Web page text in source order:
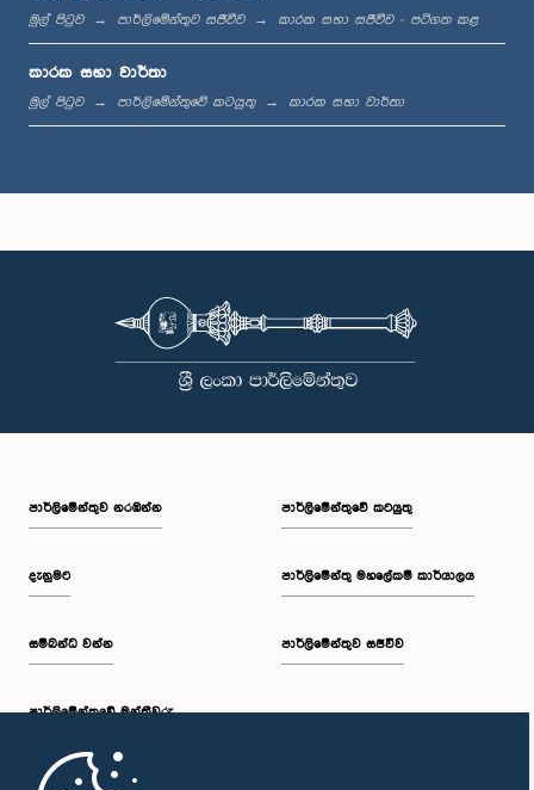
ගරු සංජීව එදිරිමාන්න මහතා, පා.ම.
සාමාජික
ගරු ජගත් කුමාර සුමිත්‍රාආරච්චි මහතා, පා.ම.
සාමාජික
මුල් පිටුව පාර්ලිමේන්තුව සජීවීව කාරක සභා සජීවීව - පටිගත කළ
කාරක සභා වාර්තා
මුල් පිටුව පාර්ලිමේන්තුවේ කටයුතු කාරක සභා වාර්තා
පාර්ලි‌මේන්තුව නරඹන්න
දැනුමට
සම්බන්ධ වන්න
පාර්ලි‌මේන්තුවේ මන්ත්‍රීවරු
මුල් පිටුව
පාර්ලිමේන්තුවේ කටයුතු
පාර්ලිමේන්තු මහලේකම් කාර්යාලය
පාර්ලිමේන්තුව සජීවීව